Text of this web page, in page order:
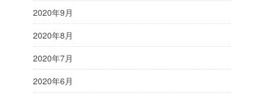
2020年9月
2020年8月
2020年7月
2020年6月